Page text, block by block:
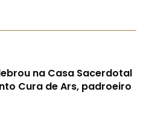
na Casa Sacerdotal
Cura de Ars, padroeiro